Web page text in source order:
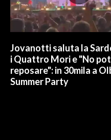
Jovanotti saluta la
i Quattro Mori e "No
reposare": in 30mila a
Summer Party